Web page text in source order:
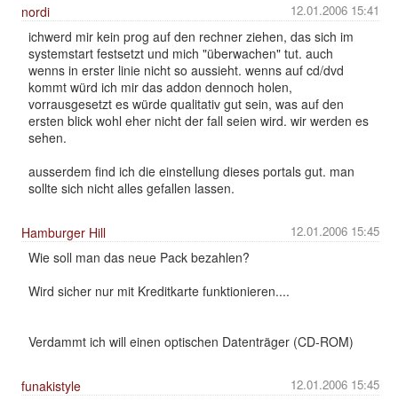
12.01.2006 15:41
nordi
ichwerd mir kein prog auf den rechner ziehen, das sich im
systemstart festsetzt und mich "überwachen" tut. auch
wenns in erster linie nicht so aussieht. wenns auf cd/dvd
kommt würd ich mir das addon dennoch holen,
vorrausgesetzt es würde qualitativ gut sein, was auf den
ersten blick wohl eher nicht der fall seien wird. wir werden es
sehen.
ausserdem find ich die einstellung dieses portals gut. man
sollte sich nicht alles gefallen lassen.
12.01.2006 15:45
Hamburger Hill
Wie soll man das neue Pack bezahlen?
Wird sicher nur mit Kreditkarte funktionieren....
Verdammt ich will einen optischen Datenträger (CD-ROM)
12.01.2006 15:45
funakistyle